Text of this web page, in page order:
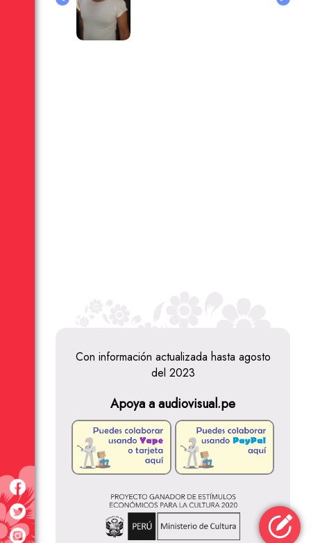
Con información actualizada hasta agosto
del 2023
Apoya a audiovisual.pe
Fernando Montenegro